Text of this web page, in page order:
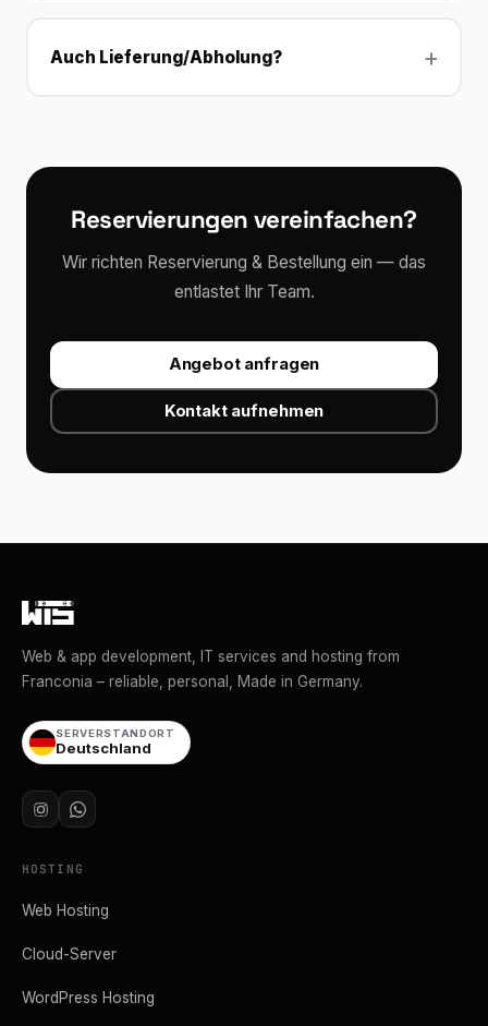
Auch Lieferung/Abholung?
Reservierungen vereinfachen?
Wir richten Reservierung & Bestellung ein — das
entlastet Ihr Team.
Angebot anfragen
Kontakt aufnehmen
Web & app development, IT services and hosting from
Franconia – reliable, personal, Made in Germany.
SERVERSTANDORT
Deutschland
HOSTING
Web Hosting
Cloud-Server
WordPress Hosting